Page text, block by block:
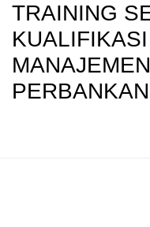
TRAINING
PERBANKAN